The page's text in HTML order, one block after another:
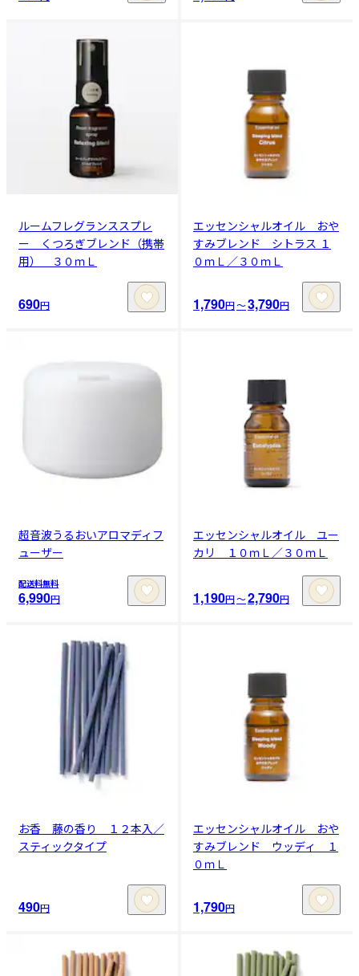
ルームフレグランススプレ
ー くつろぎブレンド（携帯
用） ３０ｍＬ
690円
エッセンシャルオイル おや
すみブレンド シトラス １
０ｍＬ／３０ｍＬ
1,790円〜3,790円
超音波うるおいアロマディフ
ューザー
配送料無料
6,990円
エッセンシャルオイル ユー
カリ １０ｍＬ／３０ｍＬ
1,190円〜2,790円
お香 藤の香り １２本入／
スティックタイプ
490円
エッセンシャルオイル おや
すみブレンド ウッディ １
０ｍＬ
1,790円